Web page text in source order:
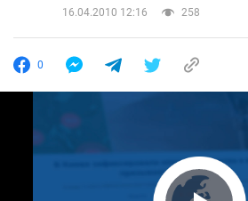
16.04.2010 12:16
258
0